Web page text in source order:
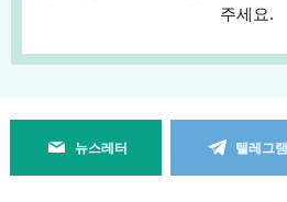
주세요.
뉴스레터 텔레그램